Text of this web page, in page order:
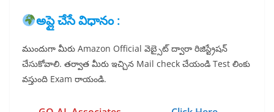
అప్లై చేసే విధానం :
ముందుగా మీరు Amazon Official వెబ్సైట్ ద్వారా రిజిస్ట్రేషన్
చేసుకోవాలి. తర్వాత మీరు ఇచ్చిన Mail check చేయండి Test లింకు
వస్తుంది Exam రాయండి.